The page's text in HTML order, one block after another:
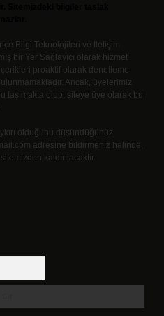
Bilgi Teknolojileri ve İletişim
bir Yer Sağlayıcı olarak hizmet
proaktif olarak denetleme
Ancak, üyelerimiz
taşımakta olup, siteye üye olarak bu
olduğunu düşündüğünüz
adresine bildirmeniz halinde,
kaldırılacaktır.